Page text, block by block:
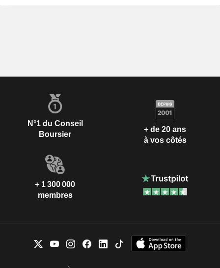
N°1 du Conseil
Boursier
+ de 20 ans
à vos côtés
+ 1 300 000
membres